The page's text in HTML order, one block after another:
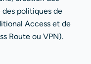
des politiques de
Access et de
Route ou VPN).